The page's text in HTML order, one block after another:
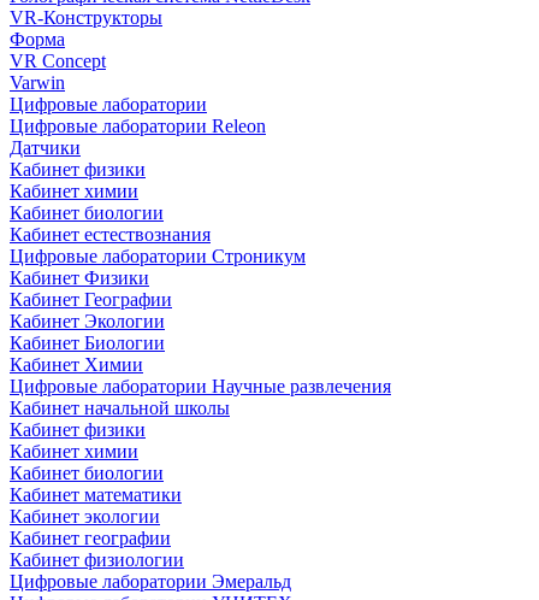
VR-Конструкторы
Форма
VR Concept
Varwin
Цифровые лаборатории
Цифровые лаборатории Releon
Датчики
Кабинет физики
Кабинет химии
Кабинет биологии
Кабинет естествознания
Цифровые лаборатории Строникум
Кабинет Физики
Кабинет Географии
Кабинет Экологии
Кабинет Биологии
Кабинет Химии
Цифровые лаборатории Научные развлечения
Кабинет начальной школы
Кабинет физики
Кабинет химии
Кабинет биологии
Кабинет математики
Кабинет экологии
Кабинет географии
Кабинет физиологии
Цифровые лаборатории Эмеральд